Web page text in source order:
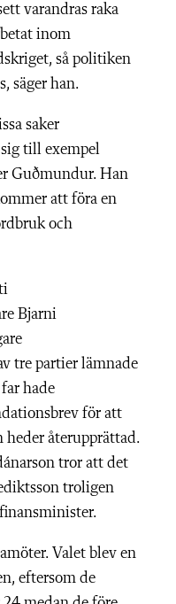
varandras raka
inom
så politiken
säger han.
saker
till exempel
Guðmundur. Han
att föra en
och
Bjarni
tre partier lämnade
hade
för att
återupprättad.
tror att det
troligen
Valet blev en
eftersom de